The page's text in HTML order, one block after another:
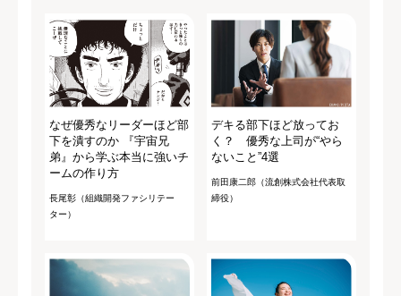
なぜ優秀なリーダーほど部
下を潰すのか 『宇宙兄
弟』から学ぶ本当に強いチ
ームの作り方
長尾彰（組織開発ファシリテー
ター）
デキる部下ほど放ってお
く？ 優秀な上司が“やら
ないこと”4選
前田康二郎（流創株式会社代表取
締役）